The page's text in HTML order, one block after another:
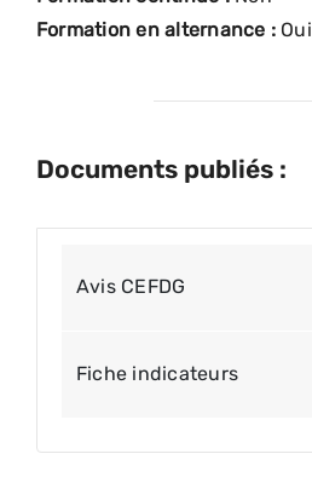
Formation en alternance : Oui
Documents publiés :
Avis CEFDG
Fiche indicateurs